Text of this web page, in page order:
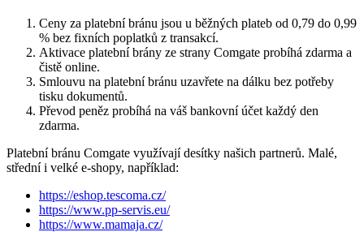
Ceny za platební bránu jsou u běžných plateb od 0,79 do 0,99
% bez fixních poplatků z transakcí.
Aktivace platební brány ze strany Comgate probíhá zdarma a
čistě online.
Smlouvu na platební bránu uzavřete na dálku bez potřeby
tisku dokumentů.
Převod peněz probíhá na váš bankovní účet každý den
zdarma.
Platební bránu Comgate využívají desítky našich partnerů. Malé,
střední i velké e-shopy, například:
https://eshop.tescoma.cz/
https://www.pp-servis.eu/
https://www.mamaja.cz/